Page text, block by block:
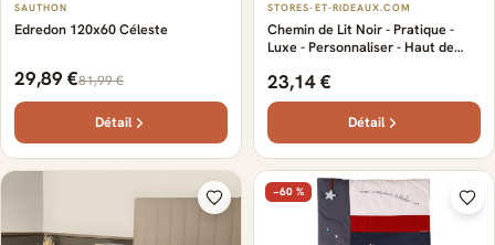
SAUTHON
Edredon 120x60 Céleste
29,89 €81,99 €
Détail
STORES-ET-RIDEAUX.COM
Chemin de Lit Noir - Pratique -
Luxe - Personnaliser - Haut de
qualité - Certifié Oeko-Tex pour
une qualité garantie
23,14 €
Détail
−60 %